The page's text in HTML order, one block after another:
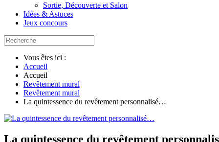
Sortie, Découverte et Salon
Idées & Astuces
Jeux concours
Vous êtes ici :
Accueil
Accueil
Revêtement mural
Revêtement mural
La quintessence du revêtement personnalisé…
La quintessence du revêtement